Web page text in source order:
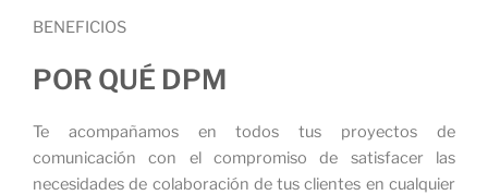
BENEFICIOS
POR QUÉ DPM
Te acompañamos en todos tus proyectos de
comunicación con el compromiso de satisfacer las
necesidades de colaboración de tus clientes en cualquier